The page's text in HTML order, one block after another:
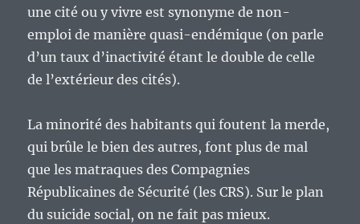
une cité ou y vivre est synonyme de non-
emploi de manière quasi-endémique (on parle
d’un taux d’inactivité étant le double de celle
de l’extérieur des cités).
La minorité des habitants qui foutent la merde,
qui brûle le bien des autres, font plus de mal
que les matraques des Compagnies
Républicaines de Sécurité (les CRS). Sur le plan
du suicide social, on ne fait pas mieux.